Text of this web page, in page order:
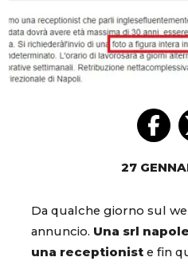
27
Da qualche giorno sul
annuncio. Una srl
una receptionist e fin